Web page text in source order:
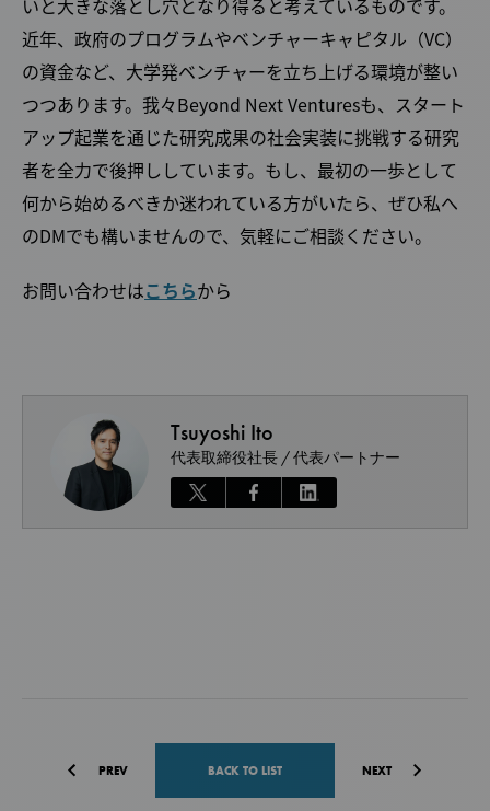
いと大きな落とし穴となり得ると考えているものです。
近年、政府のプログラムやベンチャーキャピタル（VC）
の資金など、大学発ベンチャーを立ち上げる環境が整い
つつあります。我々Beyond Next Venturesも、スタート
アップ起業を通じた研究成果の社会実装に挑戦する研究
者を全力で後押ししています。もし、最初の一歩として
何から始めるべきか迷われている方がいたら、ぜひ私へ
のDMでも構いませんので、気軽にご相談ください。
お問い合わせはこちらから
Tsuyoshi Ito
代表取締役社長 / 代表パートナー
PREV BACK TO LIST NEXT